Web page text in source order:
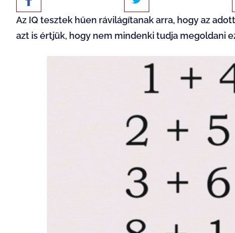
Az IQ tesztek hűen rávilágítanak arra, hogy az
azt is értjük, hogy nem mindenki tudja megoldani